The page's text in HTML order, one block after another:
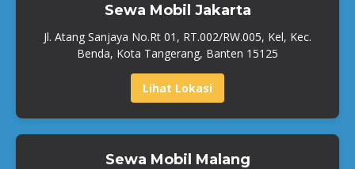
Sewa Mobil Jakarta
Jl. Atang Sanjaya No.Rt 01, RT.002/RW.005, Kel, Kec.
Benda, Kota Tangerang, Banten 15125
Lihat Lokasi
Sewa Mobil Malang